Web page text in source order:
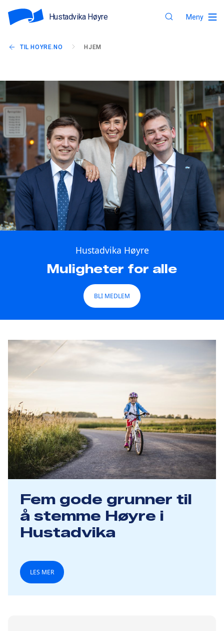
Hustadvika Høyre Meny
TIL HOYRE.NO HJEM
Hustadvika Høyre
Muligheter for alle
BLI MEDLEM
Fem gode grunner til
å stemme Høyre i
Hustadvika
LES MER